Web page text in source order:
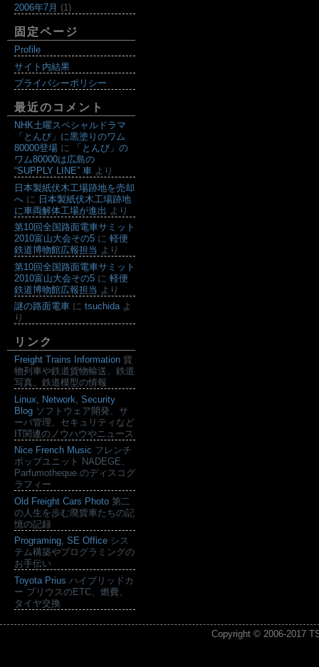
2006年7月 (1)
固定ページ
Profile
サイト内結果
プライバシーポリシー
最近のコメント
NHK土曜スペシャルドラマ
「とんび」に黒塗りのワム
80000登場 に
「とんび」の
ワム80000は広島の
“SUPPLY LINE” 車 より
日本製紙伏木工場跡地を売却
へ に 日本製紙伏木工場跡地
に車両解体工場が進出 より
第10回全国路面電車サミット
2010富山大会その5 に 軽便
鉄道博物館広報担当 より
第10回全国路面電車サミット
2010富山大会その5 に 軽便
鉄道博物館広報担当 より
謎の路面電車 に tsuchidaよ
り
リンク
Freight Trains Information 貨
物列車や鉄道貨物輸送、鉄道
写真、鉄道模型の情報
Linux, Network, Security
Blog ソフトウェア開発、サ
ーバ管理、セキュリティなど
IT関連のノウハウやニュース
Nice French Music フレンチ
ポップユニット NADEGE、
Parfumotheque のディスコグ
ラフィー
Old Freight Cars Photo 第二
の人生を歩む廃貨車たちの記
憶の記録
Programing, SE Office シス
テム構築やプログラミングの
お手伝い
Toyota Prius ハイブリッドカ
ー プリウスのETC、燃費、
タイヤ交換
Copyright © 2006-2017